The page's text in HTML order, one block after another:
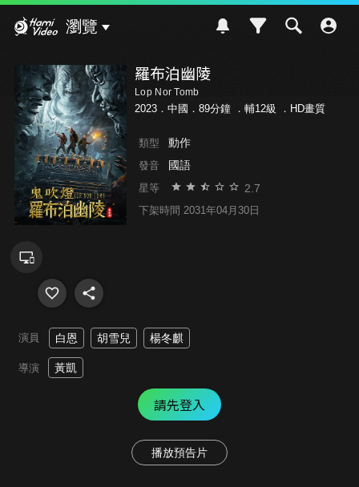
瀏覽
羅布泊幽陵
Lop Nor Tomb
2023．中國．89分鐘 ． 輔12級 ．HD畫質
類型 動作
發音 國語
星等 2.7
下架時間 2031年04月30日
演員 白恩 胡雪兒 楊冬麒
導演 黃凱
請先登入
播放預告片